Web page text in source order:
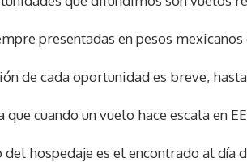
presentadas en pesos
de cada oportunidad es breve,
que cuando un vuelo hace escala en
del hospedaje es el encontrado al día